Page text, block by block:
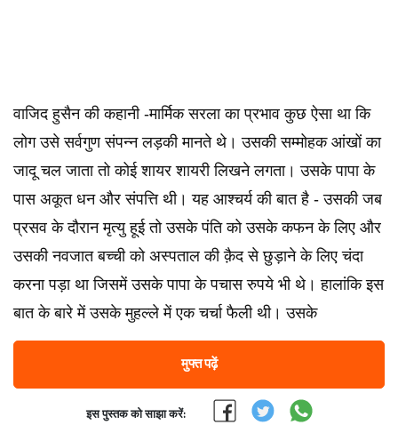
वाजिद हुसैन की कहानी -मार्मिक सरला का प्रभाव कुछ ऐसा था कि
लोग उसे सर्वगुण संपन्न लड़की मानते थे‌। उसकी सम्मोहक आंखों का
जादू चल जाता तो कोई शायर शायरी लिखने लगता‌। उसके पापा के
पास अकूत धन और संपत्ति थी। यह आश्चर्य की बात है - उसकी जब
प्रसव के दौरान मृत्यु हूई तो उसके पंति को उसके कफन के लिए और
उसकी नवजात बच्ची को अस्पताल की क़ैद से छुड़ाने के लिए चंदा
करना पड़ा था जिसमें उसके पापा के पचास रुपये भी थे। हालांकि इस
बात के बारे में उसके मुहल्ले में एक चर्चा फैली थी। उसके
मुफ्त पढ़ें
इस पुस्तक को साझा करें: